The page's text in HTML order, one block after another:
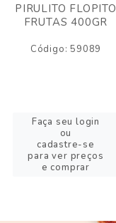
PIRULITO FLOPITO
FRUTAS 400GR
Código: 59089
Faça seu login
ou
cadastre-se
para ver preços
e comprar